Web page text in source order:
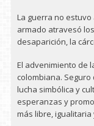
La guerra no
armado atravesó
desaparición, la
El advenimiento de
colombiana.
lucha simbólica y
esperanzas y
más libre, igualitaria